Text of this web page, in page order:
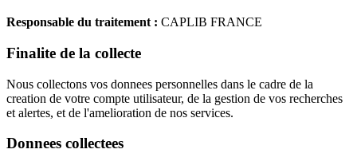
Responsable du traitement : CAPLIB FRANCE
Finalite de la collecte
Nous collectons vos donnees personnelles dans le cadre de la
creation de votre compte utilisateur, de la gestion de vos recherches
et alertes, et de l'amelioration de nos services.
Donnees collectees